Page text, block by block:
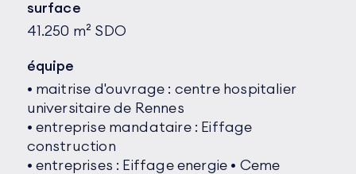
surface
41.250 m² SDO
équipe
• maitrise d'ouvrage : centre hospitalier
universitaire de Rennes
• entreprise mandataire : Eiffage
construction
• entreprises : Eiffage energie • Ceme